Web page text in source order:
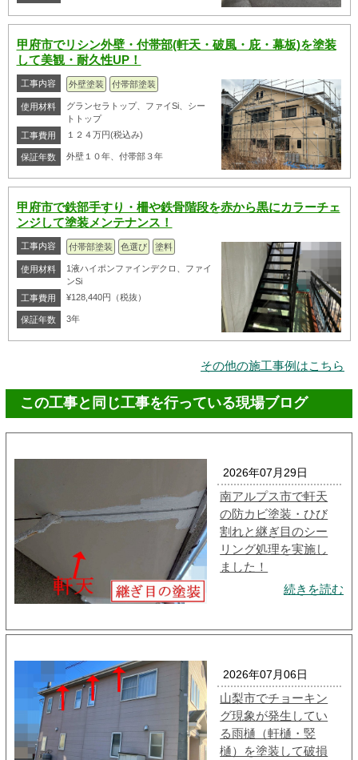
甲府市でリシン外壁・付帯部(軒天・破風・庇・幕板)を塗装
して美観・耐久性UP！
工事内容 外壁塗装 付帯部塗装
使用材料
グランセラトップ、ファイSi、シー
トトップ
工事費用
１２４万円(税込み)
保証年数 外壁１０年、付帯部３年
甲府市で鉄部手すり・柵や鉄骨階段を赤から黒にカラーチェ
ンジして塗装メンテナンス！
工事内容 付帯部塗装 色選び 塗料
使用材料
1液ハイポンファインデクロ、ファイ
ンSi
工事費用
¥128,440円（税抜）
保証年数 3年
その他の施工事例はこちら
この工事と同じ工事を行っている現場ブログ
2026年07月29日
南アルプス市で軒天
の防カビ塗装・ひび
割れと継ぎ目のシー
リング処理を実施し
ました！
続きを読む
2026年07月06日
山梨市でチョーキン
グ現象が発生してい
る雨樋（軒樋・竪
樋）を塗装して破損